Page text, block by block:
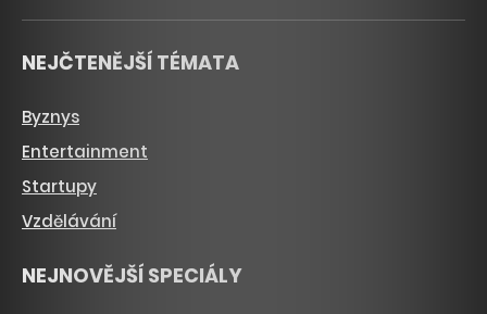
NEJČTENĚJŠÍ TÉMATA
Byznys
Entertainment
Startupy
Vzdělávání
NEJNOVĚJŠÍ SPECIÁLY